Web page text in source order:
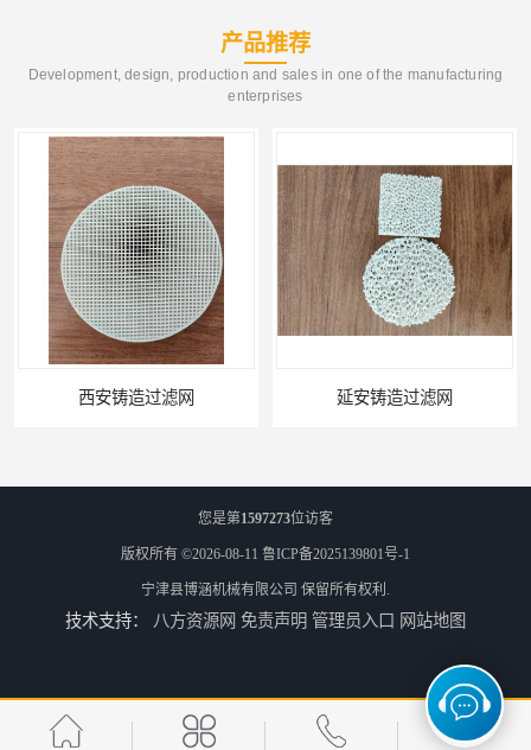
产品推荐
Development, design, production and sales in one of the manufacturing
enterprises
延安铸造过滤网 喀什铸造过滤网
怒江铸造过滤网 江苏厂家陶瓷过滤器耐高温
您是第1597273位访客
版权所有 ©2026-08-11 鲁ICP备2025139801号-1
宁津县博涵机械有限公司 保留所有权利.
技术支持： 八方资源网 免责声明 管理员入口 网站地图